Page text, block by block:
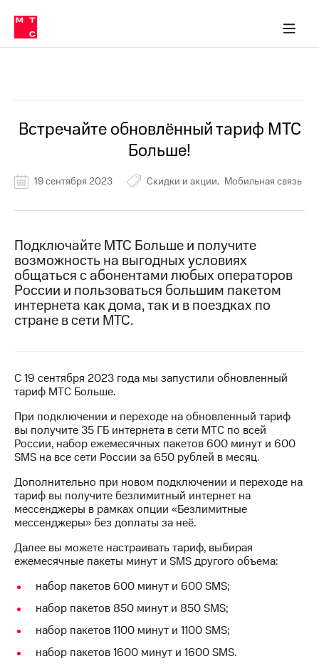
связь
Сервисы и подписки
30% на связь
кабинеты
Мобильная
и
Спутниковое
МТС
номер
в МТС
Тарифы
Услуги
Семейная
группа
Заказать
SIM-
карту
Оформить
eSIM
SIM-
карта
для
иностранцев
Оформить
номер
Выбрать
красивый
в МТС
Услуги
приложение
Мой
МТС
Акции
Скидка 30%
на связь
RED,
РИИЛ
и МТС
Супер
дешевле
при
оплате
МТС
Деньги
Выберите
ТВ
с выгодным
Тарифы
Интернет,
ТВ и телефон
Встречайте обновлённый тариф МТС
Больше!
19 сентября 2023 Скидки и акции Мобильная связь
Подключайте МТС Больше и получите
возможность на выгодных условиях
общаться с абонентами любых операторов
России и пользоваться большим пакетом
интернета как дома, так и в поездках по
стране в сети МТС.
С 19 сентября 2023 года мы запустили обновленный
тариф МТС Больше.
При подключении и переходе на обновленный тариф
вы получите 35 ГБ интернета в сети МТС по всей
России, набор ежемесячных пакетов 600 минут и 600
SMS на все сети России за 650 рублей в месяц.
Дополнительно при новом подключении и переходе на
тариф вы получите безлимитный интернет на
мессенджеры в рамках опции «Безлимитные
мессенджеры» без доплаты за неё.
Далее вы можете настраивать тариф, выбирая
ежемесячные пакеты минут и SMS другого объема:
набор пакетов 600 минут и 600 SMS;
набор пакетов 850 минут и 850 SMS;
набор пакетов 1100 минут и 1100 SMS;
набор пакетов 1600 минут и 1600 SMS.